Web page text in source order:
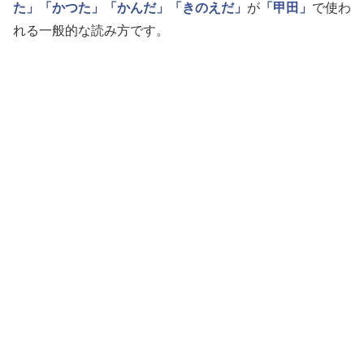
た」
「かつた」 「かんだ」 「きのえだ」 が 「甲田」 で使わ
れる一般的な読み方です。